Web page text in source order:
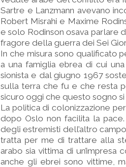
Sartre e Lanzmann avevano
Robert Misrahi e Maxime
e solo Rodinson osava parlare
fragore della guerra dei Sei
In che misura sono qualificato
a una famiglia ebrea di cui
sionista e dal giugno 1967
sulla terra che fu e che resta
sicuro oggi che questo sogno si
La politica di colonizzazione
dopo Oslo non facilita la
degli estremisti dell’altro
tratta per me di trattare alla
arabo sia vittima di
anche gli ebrei sono vittime,